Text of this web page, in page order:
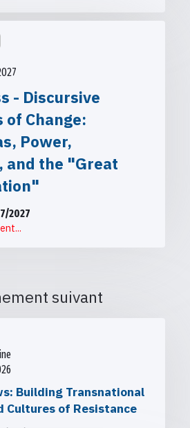
- Discursive
Change:
Power,
and the "Great
2027
suivant
Building Transnational
Cultures of Resistance